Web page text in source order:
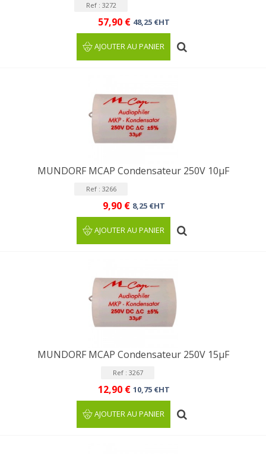
Ref : 3272
57,90 € 48,25 €HT
AJOUTER AU PANIER
MUNDORF MCAP Condensateur 250V 10µF
Ref : 3266
9,90 € 8,25 €HT
AJOUTER AU PANIER
MUNDORF MCAP Condensateur 250V 15µF
Ref : 3267
12,90 € 10,75 €HT
AJOUTER AU PANIER